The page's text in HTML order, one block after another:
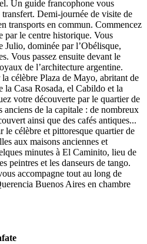
Un guide francophone vous
Demi-journée de visite de
transports en commun. Commencez
par le centre historique. Vous
Julio, dominée par l’Obélisque,
Vous passez ensuite devant le
de l’architecture argentine.
célèbre Plaza de Mayo, abritant de
la Casa Rosada, el Cabildo et la
votre découverte par le quartier de
anciens de la capitale : de nombreux
ainsi que des cafés antiques...
le célèbre et pittoresque quartier de
aux maisons anciennes et
minutes à El Caminito, lieu de
peintres et les danseurs de tango.
accompagne tout au long de
Buenos Aires en chambre